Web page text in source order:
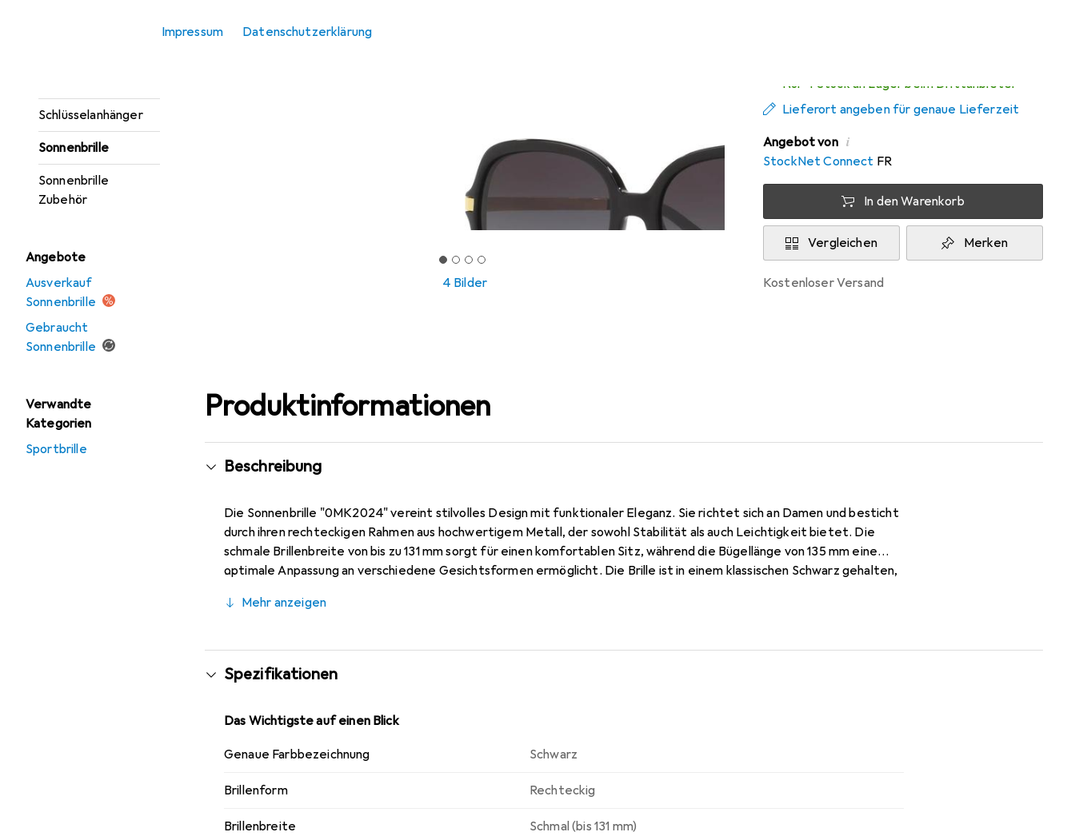
Impressum Datenschutzerklärung
Schlüsselanhänger
Sonnenbrille
Sonnenbrille
Zubehör
Angebote
Ausverkauf
Sonnenbrille
Gebraucht
Sonnenbrille
Verwandte
Kategorien
Sportbrille
4 Bilder
Nur 4 Stück an Lager beim Drittanbieter
Lieferort angeben für genaue Lieferzeit
Angebot von i
StockNet Connect FR
In den Warenkorb
Vergleichen Merken
kostenloser Versand
Produktinformationen
Beschreibung
Die Sonnenbrille "0MK2024" vereint stilvolles Design mit funktionaler Eleganz. Sie richtet sich an Damen und besticht
durch ihren rechteckigen Rahmen aus hochwertigem Metall, der sowohl Stabilität als auch Leichtigkeit bietet. Die
schmale Brillenbreite von bis zu 131 mm sorgt für einen komfortablen Sitz, während die Bügellänge von 135 mm eine
optimale Anpassung an verschiedene Gesichtsformen ermöglicht. Die Brille ist in einem klassischen Schwarz gehalten,
einer Glasbreite von 57 mm bietet sie ausreichend Sichtfeld und Schutz. Der Brillensteg hat eine Breite von 16 mm,
sondern auch ein praktischer Begleiter für sonnige Tage, der sowohl im Alltag als auch bei besonderen Anlässen
getragen werden kann.
Mehr anzeigen
Spezifikationen
Das Wichtigste auf einen Blick
Genaue Farbbezeichnung Schwarz
Brillenform Rechteckig
Brillenbreite Schmal (bis 131 mm)